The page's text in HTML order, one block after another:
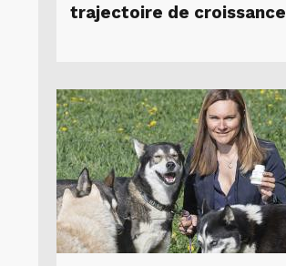
trajectoire de croissance